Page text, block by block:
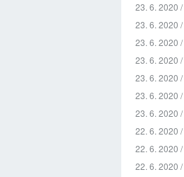
23. 6. 2020 /
23. 6. 2020 /
23. 6. 2020 /
23. 6. 2020 /
23. 6. 2020 /
23. 6. 2020 /
23. 6. 2020 /
22. 6. 2020 /
22. 6. 2020 /
22. 6. 2020 /